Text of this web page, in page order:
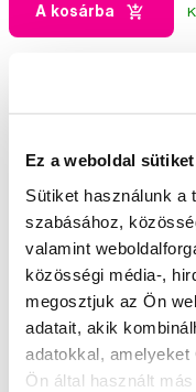
Ez a weboldal
Sütiket használunk a
szabásához,
valamint
közösségi média-,
megosztjuk az Ön
adatait, akik
adatokkal,
Ön által használt
A kosárba
Válogatott